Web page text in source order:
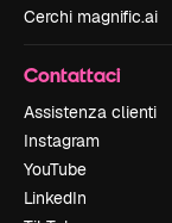
Cerchi magnific.ai
Contattaci
Assistenza clienti
Instagram
YouTube
LinkedIn